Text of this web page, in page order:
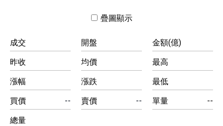
疊圖顯示
成交 開盤 金額(億)
昨收 均價 最高
漲幅 漲跌 最低
買價 -- 賣價 -- 單量 --
總量